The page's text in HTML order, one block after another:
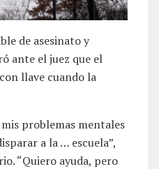
de asesinato y
ante el juez que el
llave cuando la
problemas mentales
a la … escuela”,
“Quiero ayuda, pero